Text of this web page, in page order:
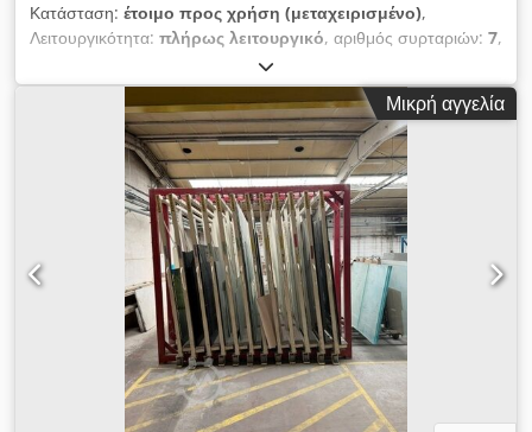
Κατάσταση: έτοιμο προς χρήση (μεταχειρισμένο),
Λειτουργικότητα: πλήρως λειτουργικό, αριθμός συρταριών: 7,
, συνολικό πλάτος:
συνολικό μήκος:2.950 χιλ., μήκος περονών:250 χιλ., Πολύ
ισχυρή κατασκευή ραφιού αποθήκευσης με 7 θέσεις για φύλλα
διαστάσεων L2330xH1800mm—κάθε ράφι έχει βάση 25cm.
Dksdpfx Ansy N Tavs Eer Για μεταφορά απαιτείται πλάτος
W2700mm, η κατασκευή είναι συγκολλημένη! Συνολικές
εξωτερικές διαστάσεις: L2950xW2650xH2450mm.
Μικρή αγγελία